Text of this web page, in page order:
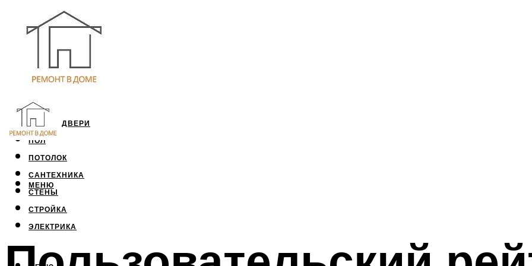
ОКНА И ДВЕРИ
ПОЛ
ПОТОЛОК
САНТЕХНИКА
СТЕНЫ
СТРОЙКА
ЭЛЕКТРИКА
МЕНЮ